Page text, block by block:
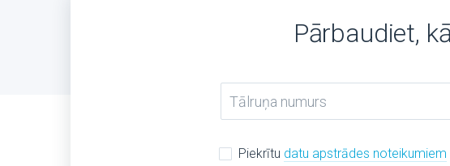
Pārbaudiet,
Piekrītu datu apstrādes noteikumiem